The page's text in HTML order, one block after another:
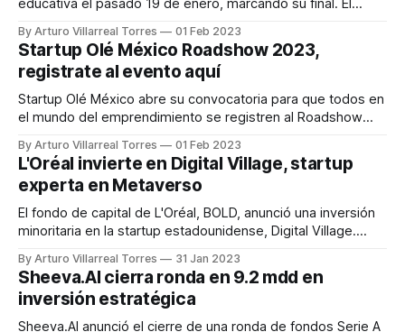
educativa el pasado 19 de enero, marcando su final. El
2024 a Institute for the Future of Education (IFE). Organizado
por el Tecnológico de Monterrey, la reunión resultó ser un
éxito
By Arturo Villarreal Torres 01 Feb 2023
Startup Olé México Roadshow 2023,
registrate al evento aquí
Startup Olé México abre su convocatoria para que todos en
el mundo del emprendimiento se registren al Roadshow
digital, tras el éxito obtenido en las ediciones anteriores en
el país. El Roadshow 2023 busca cumplir el objetivo de
conectar México para
By Arturo Villarreal Torres 01 Feb 2023
L'Oréal invierte en Digital Village, startup
experta en Metaverso
El fondo de capital de L'Oréal, BOLD, anunció una inversión
minoritaria en la startup estadounidense, Digital Village.
los NFT'S, convirtiéndose en referente en materia. Su
servicio corre a través de una plataforma Metaverse-As-A-
Service
By Arturo Villarreal Torres 31 Jan 2023
Sheeva.AI cierra ronda en 9.2 mdd en
inversión estratégica
Sheeva.AI anunció el cierre de una ronda de fondos Serie A